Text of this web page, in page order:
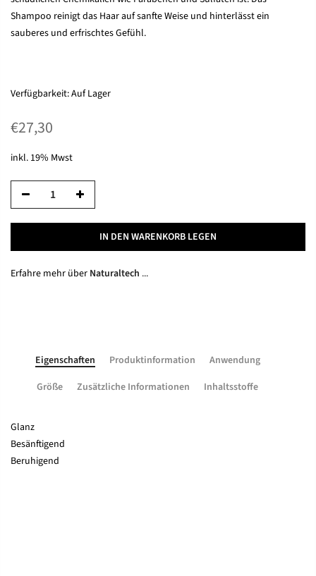
Shampoo reinigt das Haar auf sanfte Weise und hinterlässt ein
sauberes und erfrischtes Gefühl.
Verfügbarkeit:Auf Lager
€27,30
inkl. 19% Mwst
IN DEN WARENKORB LEGEN
Erfahre mehr über Naturaltech ...
Eigenschaften Produktinformation
Anwendung
Größe
Zusätzliche Informationen Inhaltsstoffe
Glanz
Besänftigend
Beruhigend